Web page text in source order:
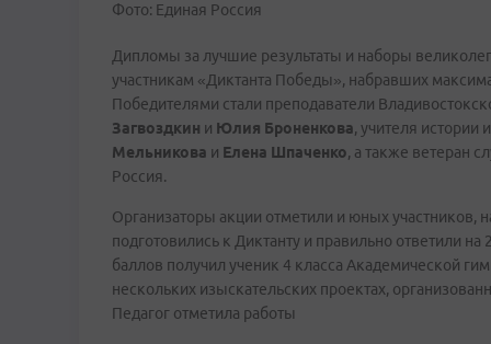
Фото: Единая Россия
Дипломы за лучшие результаты и наборы
участникам «Диктанта Победы», набравших
Победителями стали преподаватели
Загвоздкин и Юлия Броненкова, учителя истории
Мельникова и Елена Шпаченко, а также ветеран
Россия.
Организаторы акции отметили и юных
подготовились к Диктанту и правильно ответили
баллов получил ученик 4 класса Академической
нескольких изыскательских проектах,
Педагог отметила работы